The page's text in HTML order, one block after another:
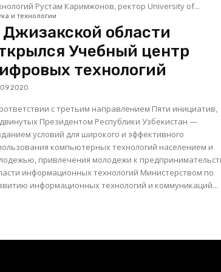
Рустам Каримжонов, ректор University of...
и технологии
Джизакской области
Учебный центр
технологий
с третьим направлением Пяти инициатив,
Президентом Республики Узбекистан —
условий для широкого и эффективного
компьютерных технологий населением и
привлечения молодежи к
информационных технологий Министерством по
информационных технологий и коммуникаций...